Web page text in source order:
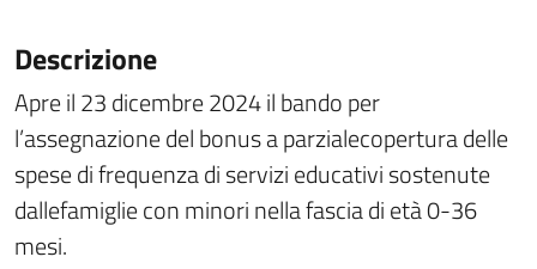
Descrizione
Apre il 23 dicembre 2024 il bando per
l’assegnazione del bonus a parzialecopertura delle
spese di frequenza di servizi educativi sostenute
dallefamiglie con minori nella fascia di età 0-36
mesi.